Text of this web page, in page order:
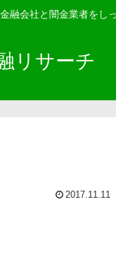
会社と闇金業者をし
リサーチ
2017.11.11